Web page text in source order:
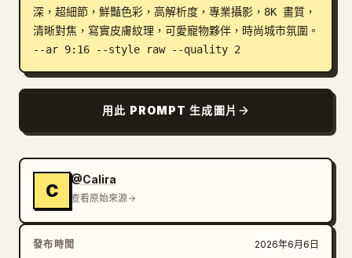
深，超細節，鮮豔色彩，高解析度，專業攝影，8K 畫質，
清晰對焦，寫實皮膚紋理，可愛寵物夥伴，時尚城市氛圍。
--ar 9:16 --style raw --quality 2
用此 PROMPT 生成圖片
C
@Calira
查看原始來源
發布時間 2026年6月6日